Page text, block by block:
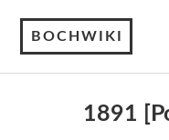
BOCHWIKI
1891